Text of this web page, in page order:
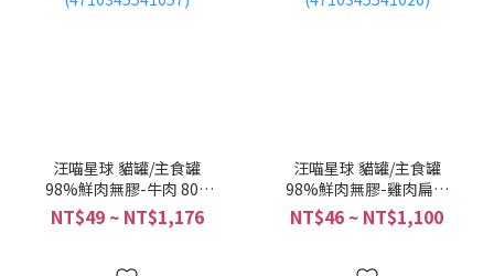
汪喵星球 貓罐/主食罐
98%鮮肉無膠-牛肉 80G
(4710345541057)
NT$49 ~ NT$1,176
汪喵星球 貓罐/主食罐
98%鮮肉無膠-雞肉扁鱈
80G (4710345541026)
NT$46 ~ NT$1,100